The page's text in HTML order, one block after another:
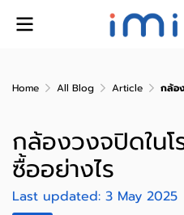
Home All Blog Article กล้อ
กล้องวงจปิดใน
ซื้ออย่างไร
Last updated: 3 May 2025